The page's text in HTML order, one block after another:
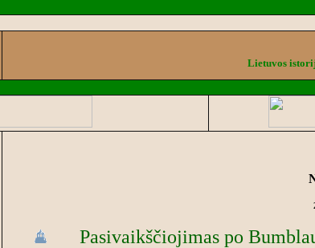
Lietuvos
Pasivaikščiojimas po